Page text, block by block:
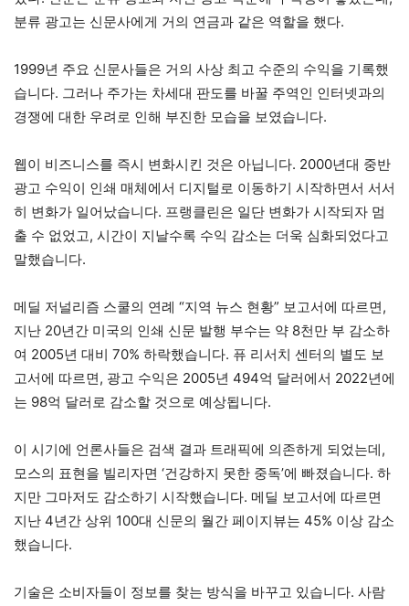
분류 광고는 신문사에게 거의 연금과 같은 역할을 했다.
1999년 주요 신문사들은 거의 사상 최고 수준의 수익을 기록했
습니다. 그러나 주가는 차세대 판도를 바꿀 주역인 인터넷과의
경쟁에 대한 우려로 인해 부진한 모습을 보였습니다.
웹이 비즈니스를 즉시 변화시킨 것은 아닙니다. 2000년대 중반
광고 수익이 인쇄 매체에서 디지털로 이동하기 시작하면서 서서
히 변화가 일어났습니다. 프랭클린은 일단 변화가 시작되자 멈
출 수 없었고, 시간이 지날수록 수익 감소는 더욱 심화되었다고
말했습니다.
메딜 저널리즘 스쿨의 연례 “지역 뉴스 현황” 보고서에 따르면,
지난 20년간 미국의 인쇄 신문 발행 부수는 약 8천만 부 감소하
여 2005년 대비 70% 하락했습니다. 퓨 리서치 센터의 별도 보
고서에 따르면, 광고 수익은 2005년 494억 달러에서 2022년에
는 98억 달러로 감소할 것으로 예상됩니다.
이 시기에 언론사들은 검색 결과 트래픽에 의존하게 되었는데,
모스의 표현을 빌리자면 ‘건강하지 못한 중독’에 빠졌습니다. 하
지만 그마저도 감소하기 시작했습니다. 메딜 보고서에 따르면
지난 4년간 상위 100대 신문의 월간 페이지뷰는 45% 이상 감소
했습니다.
기술은 소비자들이 정보를 찾는 방식을 바꾸고 있습니다. 사람